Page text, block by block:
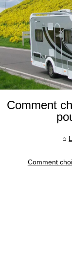
Comment
Comment